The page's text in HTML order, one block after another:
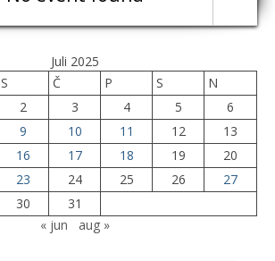
Juli 2025
S Č P S
N
2 3 4 5
6
9 10 11 12
13
16 17 18 19
20
23 24 25 26
27
30
31
« jun
aug »